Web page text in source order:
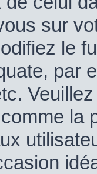
sur
le
par
la